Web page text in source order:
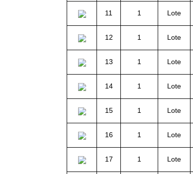
11 1 Lote
12 1 Lote
13 1 Lote
14 1 Lote
15 1 Lote
16 1 Lote
17 1 Lote